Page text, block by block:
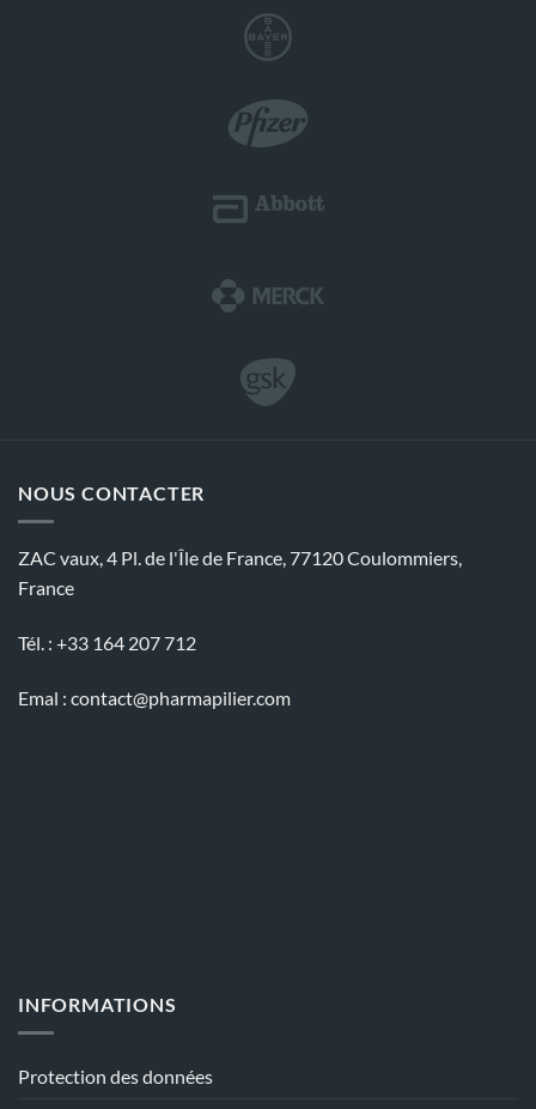
NOUS CONTACTER
ZAC vaux, 4 Pl. de l'Île de France, 77120 Coulommiers,
France
Tél. : +33 164 207 712
Emal : contact@pharmapilier.com
INFORMATIONS
Protection des données